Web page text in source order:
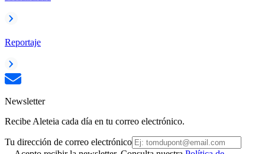
Reportaje
Newsletter
Recibe Aleteia cada día en tu correo electrónico.
Tu dirección de correo electrónico